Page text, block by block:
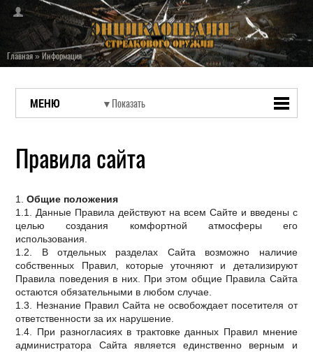
Главная»Информация
МЕНЮ
Правила сайта
1.Общие положения
1.1. Данные Правила действуют на всем Сайте и введены с
целью создания комфортной атмосферы его
использования.
1.2. В отдельных разделах Сайта возможно наличие
собственных Правил, которые уточняют и детализируют
Правила поведения в них. При этом общие Правила Сайта
остаются обязательными в любом случае.
1.3. Незнание Правил Сайта не освобождает посетителя от
ответственности за их нарушение.
1.4. При разногласиях в трактовке данных Правил мнение
администратора Сайта является единственно верным и